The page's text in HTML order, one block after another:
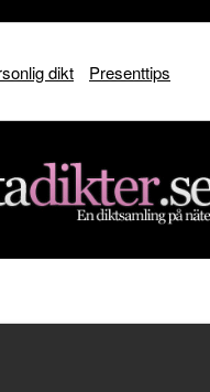
failed with code 1. OpenSSL
sms/inc.Shoutout.php) [
dikt Presenttips